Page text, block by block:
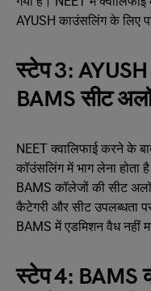
AYUSH काउंसलिंग के लिए
स्टेप 3:
BAMS सीट
NEET क्वालिफाई करने के
कॉउंसलिंग में भाग लेना होता
BAMS कॉलेजों की सीट
कैटेगरी और सीट उपलब्धता
BAMS में एडमिशन वैध नहीं
स्टेप 4: BAMS